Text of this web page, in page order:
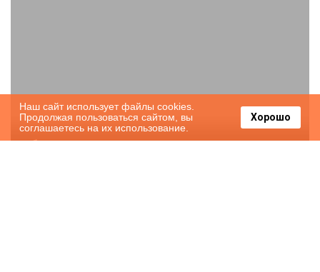
1-комнатная квартира
Наш сайт использует файлы cookies.
Продолжая пользоваться сайтом, вы
соглашаетесь на их использование.
Хорошо